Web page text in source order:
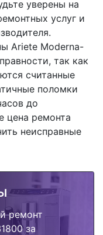
уверены на
услуг и
Ariete Moderna-
так как
считанные
поломки
до
цена ремонта
неисправные
ремонт
за